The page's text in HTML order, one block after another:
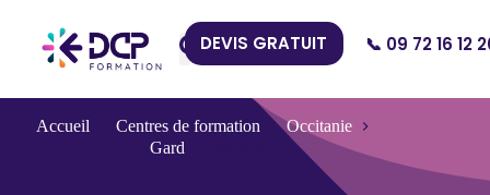
DEVIS GRATUIT 📞 09 72 16 12
Accueil Centres de formation
Occitanie
Gard